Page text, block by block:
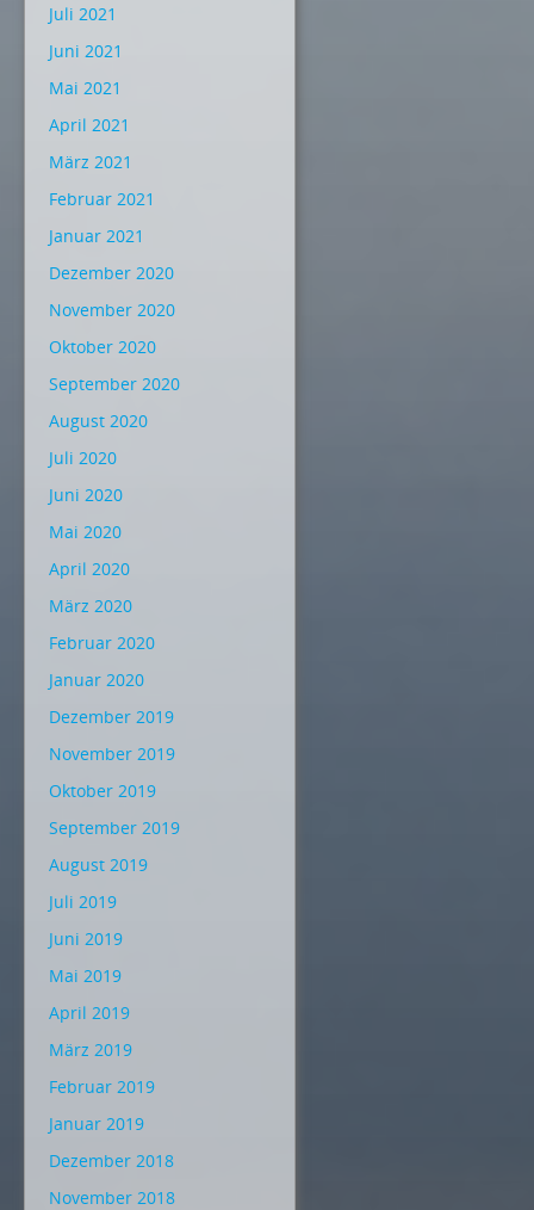
Juli 2021
Juni 2021
Mai 2021
April 2021
März 2021
Februar 2021
Januar 2021
Dezember 2020
November 2020
Oktober 2020
September 2020
August 2020
Juli 2020
Juni 2020
Mai 2020
April 2020
März 2020
Februar 2020
Januar 2020
Dezember 2019
November 2019
Oktober 2019
September 2019
August 2019
Juli 2019
Juni 2019
Mai 2019
April 2019
März 2019
Februar 2019
Januar 2019
Dezember 2018
November 2018